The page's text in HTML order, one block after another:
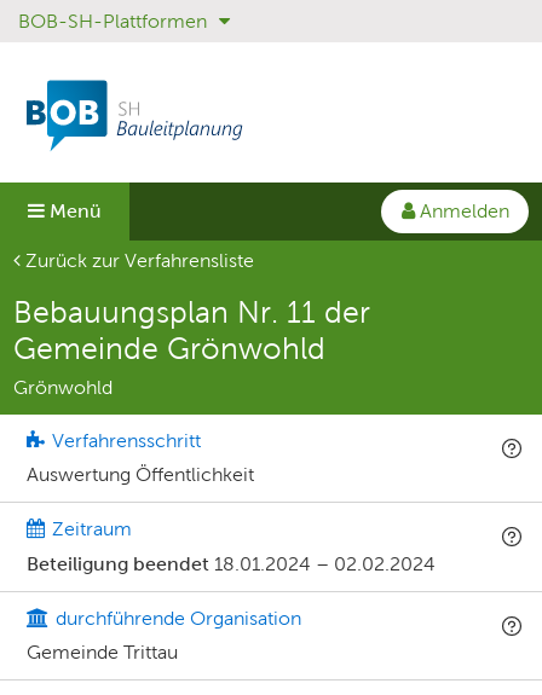
Sprungmenü
Direkt
Hauptnavigation
springen
Direkt
Inhalt
springen
BOB-SH-Plattformen
Menü
Anmelden
Aktuelle Seite
Zurück zur Verfahrensliste
Bebauungsplan Nr. 11 der
Gemeinde Grönwohld
Grönwohld
Verfahrensschritt
Auswertung Öffentlichkeit
Zeitraum
Beteiligung beendet 18.01.2024 – 02.02.2024
durchführende Organisation
Gemeinde Trittau